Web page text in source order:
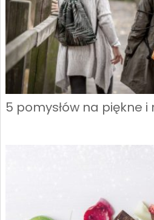
5 pomysłów na piękne